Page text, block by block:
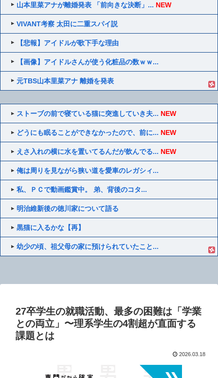
山本里菜アナが離婚発表 「前向きな決断」... NEW
VIVANT考察 太田に二重スパイ説
【悲報】アイドルが歌下手な理由
【画像】アイドルさんが使う化粧品の数ｗｗ...
元TBS山本里菜アナ 離婚を発表
ストーブの前で寝ている猫に突進していき夫... NEW
どうにも眠ることができなかったので、前に... NEW
えさ入れの横に水を置いてるんだが飲んでる... NEW
俺は周りを見ながら狭い道を愛車のレガシィ...
私、ＰＣで動画鑑賞中。 弟、背後のコタ...
明治維新後の徳川家について語る
黒猫に入るかな【再】
幼少の頃、祖父母の家に預けられていたこと...
27卒学生の就職活動、最多の困難は「学業
との両立」〜理系学生の4割超が直面する
課題とは
2026.03.18